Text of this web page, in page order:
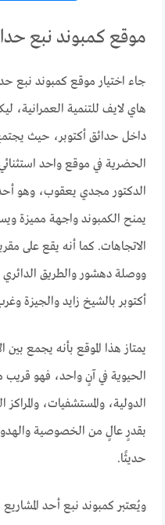
موقع كمبوند نبع
جاء اختيار موقع كمبوند نبع
هاي لايف للتنمية العمرانية،
داخل حدائق أكتوبر، حيث
الحضرية في موقع واحد
الدكتور مجدي يعقوب، وهو أحد
يمنح الكمبوند واجهة مميزة
الاتجاهات. كما أنه يقع على
ووصلة دهشور والطريق
أكتوبر بالشيخ زايد والجيزة
يمتاز هذا الموقع بأنه يجمع
الحيوية في آنٍ واحد، فهو قريب
الدولية، والمستشفيات،
بقدرٍ عالٍ من الخصوصية
حديثًا.
ويُعتبر كمبوند نبع أحد